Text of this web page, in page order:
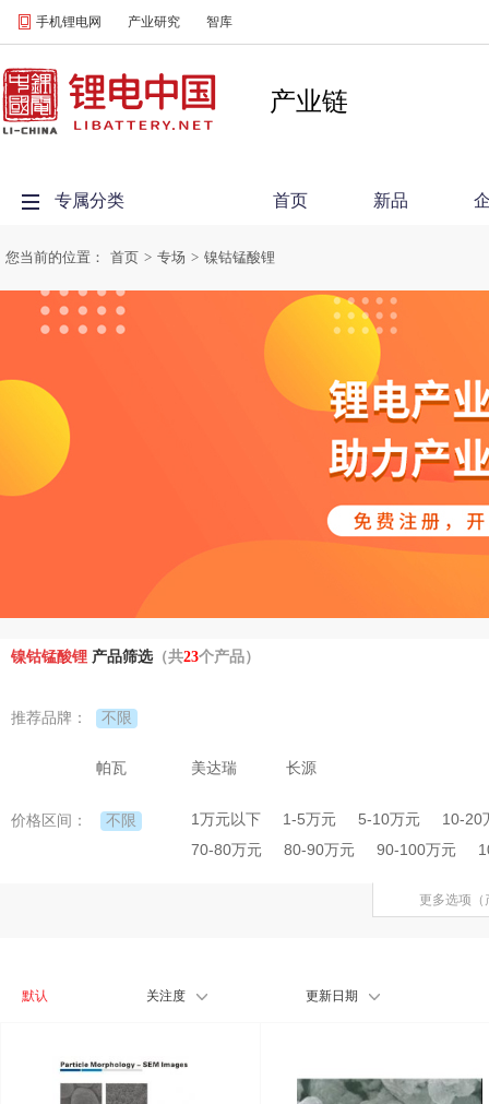
手机锂电网 产业研究 智库
产业链
专属分类 首页 新品
您当前的位置： 首页 > 专场 > 镍钴锰酸锂
镍钴锰酸锂 产品筛选（共23个产品）
推荐品牌： 不限
帕瓦 美达瑞 长源
价格区间： 不限 1万元以下 1-5万元 5-10万元
10-20
70-80万元
80-90万元 90-100万元
更多选项
默认 关注度 更新日期